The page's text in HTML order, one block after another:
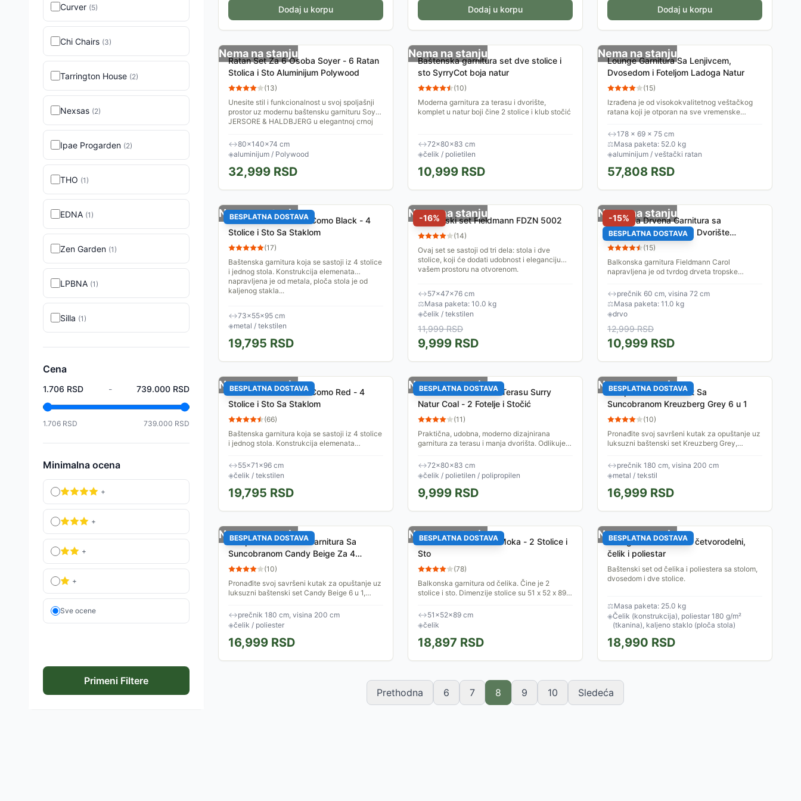
Curver (5)
Chi Chairs (3)
Tarrington House (2)
Nexsas (2)
Ipae Progarden (2)
THO (1)
EDNA (1)
Zen Garden (1)
LPBNA (1)
Silla (1)
Cena
1.706 RSD - 739.000 RSD
1.706 RSD 739.000 RSD
Minimalna ocena
+
+
+
+
Sve ocene
Primeni Filtere
(zeleni, beli, prugasti)</td> </tr>
</tbody> </table> </div>
Dodaj u korpu Dodaj u korpu Dodaj u korpu
Nema na stanju
Ratan Set Za 6 Osoba Soyer - 6 Ratan
Stolica i Sto Aluminijum Polywood
(13)
Unesite stil i funkcionalnost u svoj spoljašnji
prostor uz modernu baštensku garnituru Soyer
JERSORE & HALDBJERG u elegantnoj crnoj
↔80×140×74 cm
◈aluminijum / Polywood
32,999 RSD
Nema na stanju
Baštenska garnitura set dve stolice i
sto SyrryCot boja natur
(10)
Moderna garnitura za terasu i dvorište,
komplet u natur boji čine 2 stolice i klub stočić
↔72×80×83 cm
◈čelik / polietilen
10,999 RSD
Nema na stanju
Lounge Garnitura Sa Lenjivcem,
Dvosedom i Foteljom Ladoga Natur
(15)
Izrađena je od visokokvalitetnog veštačkog
ratana koji je otporan na sve vremenske
konstrukciju otpornu na...
↔178 × 69 × 75 cm
⚖Masa paketa: 52.0 kg
◈aluminijum / veštački ratan
57,808 RSD
BESPLATNA DOSTAVA
Nema na stanju
Baštenska Garnitura Como Black - 4
Stolice i Sto Sa Staklom
(17)
Baštenska garnitura koja se sastoji iz 4 stolice
i jednog stola. Konstrukcija elemenata
napravljena je od metala, ploča stola je od
kaljenog stakla...
↔73×55×95 cm
◈metal / tekstilen
19,795 RSD
-16%
Nema na stanju
Baštenski set Fieldmann FDZN 5002
(14)
Ovaj set se sastoji od tri dela: stola i dve
stolice, koji će dodati udobnost i eleganciju
vašem prostoru na otvorenom.
↔57×47×76 cm
⚖Masa paketa: 10.0 kg
◈čelik / tekstilen
11,999RSD
9,999 RSD
-15%
BESPLATNA DOSTAVA
Nema na stanju
Sklopiva Drvena Garnitura sa
Jastucima Za Terasu I Dvorište
Fieldmann Carol
(15)
Balkonska garnitura Fieldmann Carol
napravljena je od tvrdog drveta tropske
koristiti i napolju i unutra....
↔prečnik 60 cm, visina 72 cm
⚖Masa paketa: 11.0 kg
◈drvo
12,999RSD
10,999 RSD
BESPLATNA DOSTAVA
Nema na stanju
Baštenska Garnitura Como Red - 4
Stolice i Sto Sa Staklom
(66)
Baštenska garnitura koja se sastoji iz 4 stolice
i jednog stola. Konstrukcija elemenata
kaljenog stakla...
↔55×71×96 cm
◈čelik / tekstilen
19,795 RSD
BESPLATNA DOSTAVA
Nema na stanju
Garnitura Za Balkon i Terasu Surry
Natur Coal - 2 Fotelje i Stočić
(11)
Praktična, udobna, moderno dizajnirana
garnitura za terasu i manja dvorišta. Odlikuje
kvalitetni...
↔72×80×83 cm
◈čelik / polietilen / polipropilen
9,999 RSD
BESPLATNA DOSTAVA
Nema na stanju
Sklopivi Baštenski Set Sa
Suncobranom Kreuzberg Grey 6 u 1
(10)
Pronađite svoj savršeni kutak za opuštanje uz
luksuzni baštenski set Kreuzberg Grey,
pruži osećaj...
↔prečnik 180 cm, visina 200 cm
◈metal / tekstil
16,999 RSD
BESPLATNA DOSTAVA
Nema na stanju
Sklopiva Baštenska Garnitura Sa
Suncobranom Candy Beige Za 4
Osobe
(10)
Pronađite svoj savršeni kutak za opuštanje uz
luksuzni baštenski set Candy Beige 6 u 1,
pruži osećaj...
↔prečnik 180 cm, visina 200 cm
◈čelik / poliester
16,999 RSD
BESPLATNA DOSTAVA
Nema na stanju
Balkonska Garnitura Moka - 2 Stolice i
Sto
(78)
Balkonska garnitura od čelika. Čine je 2
stolice i sto. Dimenzije stolice su 51 x 52 x 89
mediteranski...
↔51×52×89 cm
◈čelik
18,897 RSD
BESPLATNA DOSTAVA
Nema na stanju
Lounge Baštenski set četvorodelni,
čelik i poliestar
Baštenski set od čelika i poliestera sa stolom,
dvosedom i dve stolice.
⚖Masa paketa: 25.0 kg
◈Čelik (konstrukcija), poliestar 180 g/m²
(tkanina), kaljeno staklo (ploča stola)
18,990 RSD
Prethodna 6 7 8 9 10 Sledeća